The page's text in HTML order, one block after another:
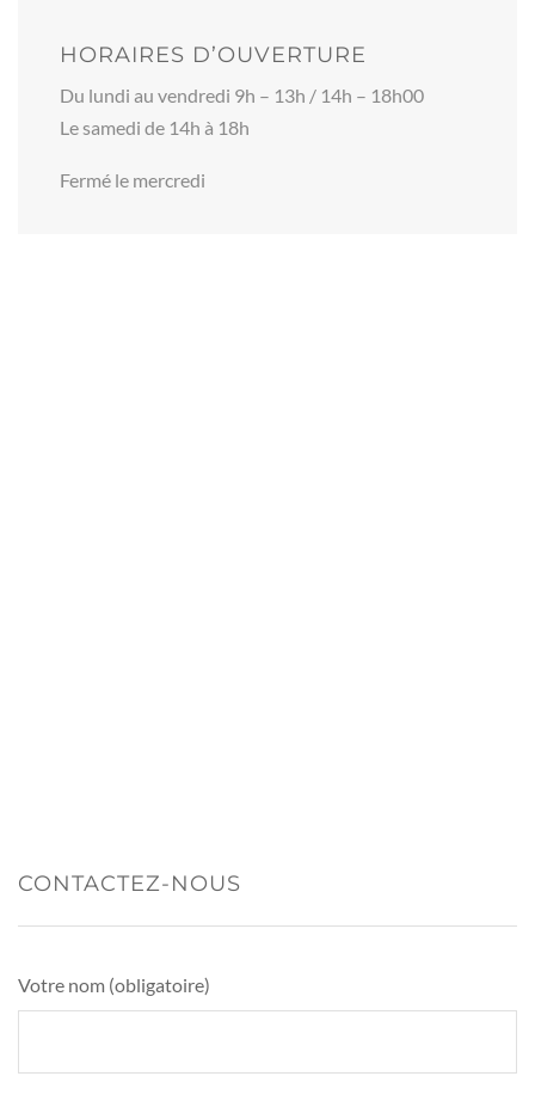
HORAIRES D’OUVERTURE
Du lundi au vendredi 9h – 13h / 14h – 18h00
Le samedi de 14h à 18h
Fermé le mercredi
CONTACTEZ-NOUS
Votre nom (obligatoire)